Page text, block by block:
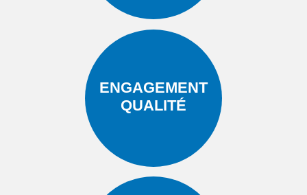
ENGAGEMENT
QUALITÉ